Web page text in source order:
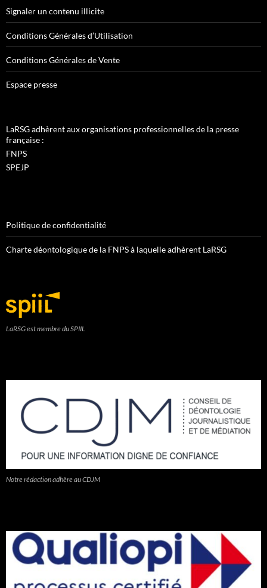
Signaler un contenu illicite
Conditions Générales d’Utilisation
Conditions Générales de Vente
Espace presse
LaRSG adhèrent aux organisations professionnelles de la presse
française :
FNPS
SPEJP
Politique de confidentialité
Charte déontologique de la FNPS à laquelle adhèrent LaRSG
LaRSG est membre du SPIIL
Notre rédaction adhère au CDJM